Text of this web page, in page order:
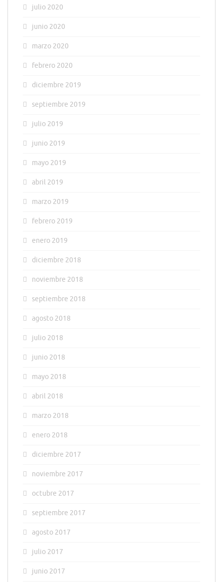
julio 2020
junio 2020
marzo 2020
febrero 2020
diciembre 2019
septiembre 2019
julio 2019
junio 2019
mayo 2019
abril 2019
marzo 2019
febrero 2019
enero 2019
diciembre 2018
noviembre 2018
septiembre 2018
agosto 2018
julio 2018
junio 2018
mayo 2018
abril 2018
marzo 2018
enero 2018
diciembre 2017
noviembre 2017
octubre 2017
septiembre 2017
agosto 2017
julio 2017
junio 2017